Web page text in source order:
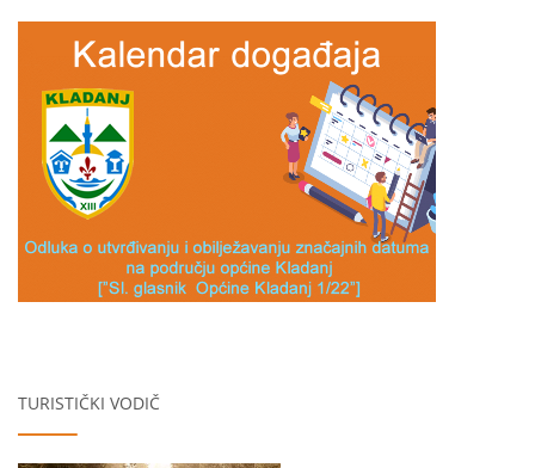
TURISTIČKI VODIČ